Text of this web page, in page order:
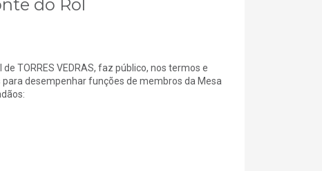
do Rol
de TORRES VEDRAS, faz público, nos termos e
desempenhar funções de membros da Mesa